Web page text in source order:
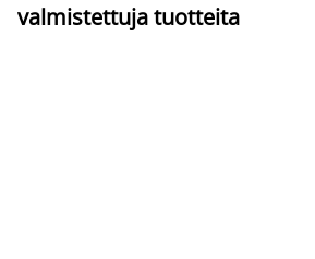
valmistettuja tuotteita